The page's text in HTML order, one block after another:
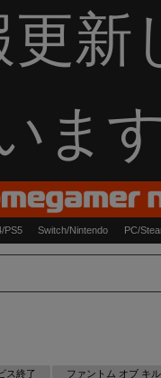
更新
ます
PS5 Switch/Nintendo PC/
ス終了 ファントム オブ キル